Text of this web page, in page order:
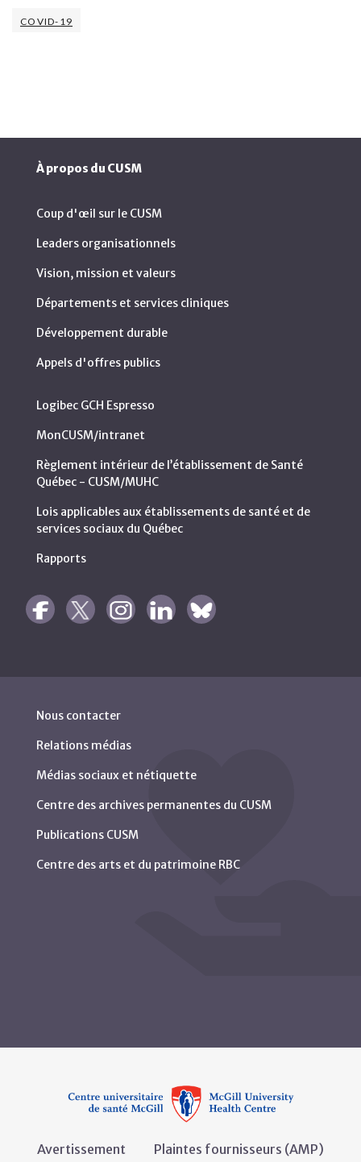
COVID-19
À propos du CUSM
Coup d'œil sur le CUSM
Leaders organisationnels
Vision, mission et valeurs
Départements et services cliniques
Développement durable
Appels d'offres publics
Logibec GCH Espresso
MonCUSM/intranet
Règlement intérieur de l’établissement de Santé
Québec - CUSM/MUHC
Lois applicables aux établissements de santé et de
services sociaux du Québec
Rapports
Nous contacter
Relations médias
Médias sociaux et nétiquette
Centre des archives permanentes du CUSM
Publications CUSM
Centre des arts et du patrimoine RBC
Avertissement Plaintes fournisseurs (AMP)